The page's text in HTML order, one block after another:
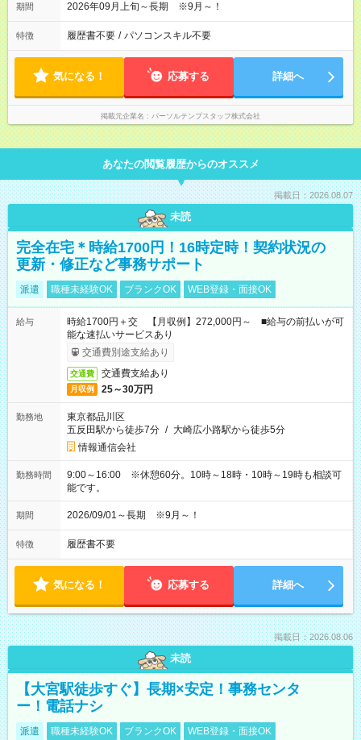
期間 2026年09月上旬～長期 ※9月～！
特徴 履歴書不要 / パソコンスキル不要
気になる！ 応募する 詳細へ
掲載元企業名 パーソルテンプスタッフ株式会社
あなたの閲覧履歴からのオススメ
掲載日：2026.08.07
未読
完全在宅＊時給1700円！16時定時！契約状況の
更新・修正など事務サポート
派遣 職種未経験OK ブランクOK WEB登録・面接OK
給与
時給1700円＋交 【月収例】272,000円～ ■給与の前払いが可
能な速払いサービスあり
交通費別途支給あり
交通費 交通費支給あり
月収例 25～30万円
勤務地
東京都品川区
五反田駅から徒歩7分 / 大崎広小路駅から徒歩5分
情報通信会社
勤務時間
9:00～16:00 ※休憩60分。10時～18時・10時～19時も相談可
能です。
期間 2026/09/01～長期 ※9月～！
特徴 履歴書不要
気になる！ 応募する 詳細へ
掲載日：2026.08.06
未読
【大宮駅徒歩すぐ】長期×安定！事務センタ
ー！電話ナシ
派遣 職種未経験OK ブランクOK WEB登録・面接OK